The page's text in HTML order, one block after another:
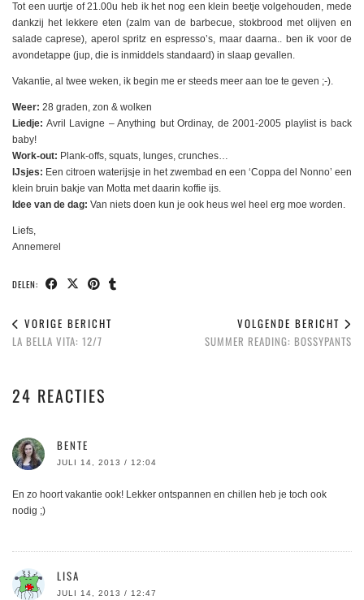
Tot een uurtje of 21.00u heb ik het nog een klein beetje volgehouden, mede
dankzij het lekkere eten (zalm van de barbecue, stokbrood met olijven en
salade caprese), aperol spritz en espresso’s, maar daarna.. ben ik voor de
avondetappe (jup, die is inmiddels standaard) in slaap gevallen.
Vakantie, al twee weken, ik begin me er steeds meer aan toe te geven ;-).
Weer: 28 graden, zon & wolken
Liedje: Avril Lavigne – Anything but Ordinay, de 2001-2005 playlist is back
baby!
Work-out: Plank-offs, squats, lunges, crunches…
IJsjes: Een citroen waterijsje in het zwembad en een ‘Coppa del Nonno’ een
klein bruin bakje van Motta met daarin koffie ijs.
Idee van de dag: Van niets doen kun je ook heus wel heel erg moe worden.
Liefs,
Annemerel
DELEN:
VORIGE BERICHT
LA BELLA VITA: 12/7
VOLGENDE BERICHT
SUMMER READING: BOSSYPANTS
24 REACTIES
BENTE
JULI 14, 2013 / 12:04
En zo hoort vakantie ook! Lekker ontspannen en chillen heb je toch ook
nodig ;)
LISA
JULI 14, 2013 / 12:47